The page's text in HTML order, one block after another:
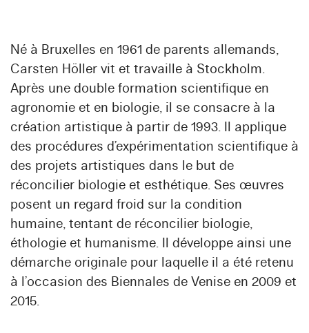
Né à Bruxelles en 1961 de parents allemands,
Carsten Höller vit et travaille à Stockholm.
Après une double formation scientifique en
agronomie et en biologie, il se consacre à la
création artistique à partir de 1993. Il applique
des procédures d’expérimentation scientifique à
des projets artistiques dans le but de
réconcilier biologie et esthétique. Ses œuvres
posent un regard froid sur la condition
humaine, tentant de réconcilier biologie,
éthologie et humanisme. Il développe ainsi une
démarche originale pour laquelle il a été retenu
à l’occasion des Biennales de Venise en 2009 et
2015.